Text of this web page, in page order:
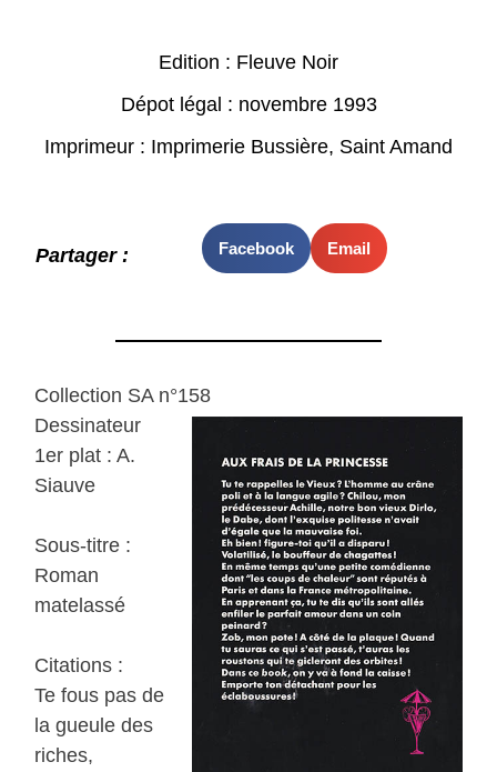
Edition : Fleuve Noir
Dépot légal : novembre 1993
Imprimeur : Imprimerie Bussière, Saint Amand
Partager : Facebook Email
Collection SA n°158
Dessinateur
1er plat : A.
Siauve
Sous-titre :
Roman
matelassé
Citations :
Te fous pas de
la gueule des
riches,